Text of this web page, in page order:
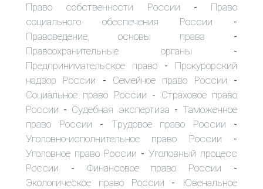
Право собственности России - Право
социального обеспечения России -
Правоведение, основы права -
Правоохранительные органы -
Предпринимательское право - Прокурорский
надзор России - Семейное право России -
Социальное право России - Страховое право
России - Судебная экспертиза - Таможенное
право России - Трудовое право России -
Уголовно-исполнительное право России -
Уголовное право России - Уголовный процесс
России - Финансовое право России -
Экологическое право России -
Ювенальное